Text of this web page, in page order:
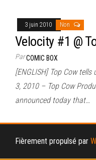
3 juin 2010 Non
Velocity #1 @
ParCOMIC BOX
[ENGLISH] Top Cow tells
3, 2010 – Top Cow
announced today that…
Fièrement propulsé par